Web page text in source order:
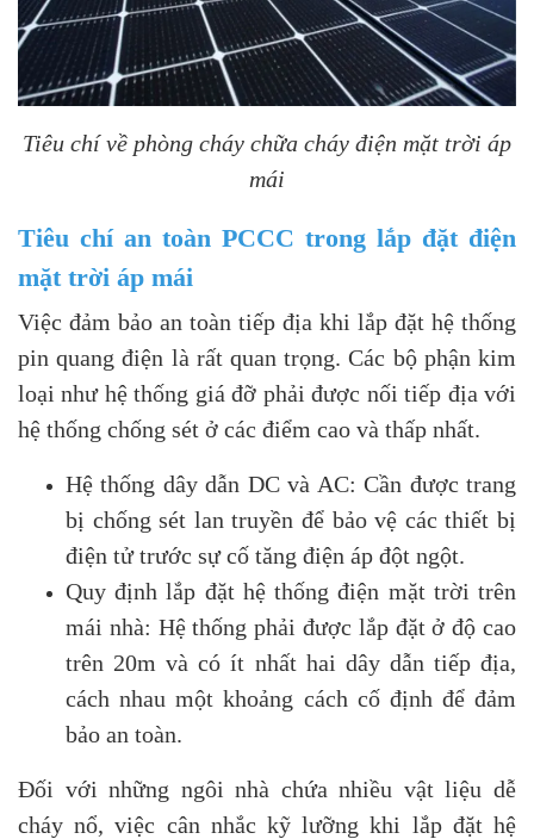
Tiêu chí về phòng cháy chữa cháy điện mặt trời áp
mái
Tiêu chí an toàn PCCC trong lắp đặt điện
mặt trời áp mái
Việc đảm bảo an toàn tiếp địa khi lắp đặt hệ thống
pin quang điện là rất quan trọng. Các bộ phận kim
loại như hệ thống giá đỡ phải được nối tiếp địa với
hệ thống chống sét ở các điểm cao và thấp nhất.
Hệ thống dây dẫn DC và AC: Cần được trang
bị chống sét lan truyền để bảo vệ các thiết bị
điện tử trước sự cố tăng điện áp đột ngột.
Quy định lắp đặt hệ thống điện mặt trời trên
mái nhà: Hệ thống phải được lắp đặt ở độ cao
trên 20m và có ít nhất hai dây dẫn tiếp địa,
cách nhau một khoảng cách cố định để đảm
bảo an toàn.
Đối với những ngôi nhà chứa nhiều vật liệu dễ
cháy nổ, việc cân nhắc kỹ lưỡng khi lắp đặt hệ